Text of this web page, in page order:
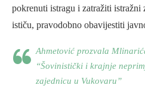
pokrenuti istragu i zatražiti istražni
ističu, pravodobno obavijestiti
Ahmetović prozvala
“Šovinistički i krajnje
zajednicu u Vukovaru”